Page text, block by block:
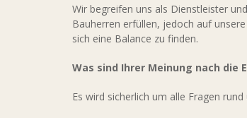
Wir begreifen uns als Dienstleister
Bauherren erfüllen, jedoch auf
sich eine Balance zu finden.
Was sind Ihrer Meinung nach die
Es wird sicherlich um alle Fragen